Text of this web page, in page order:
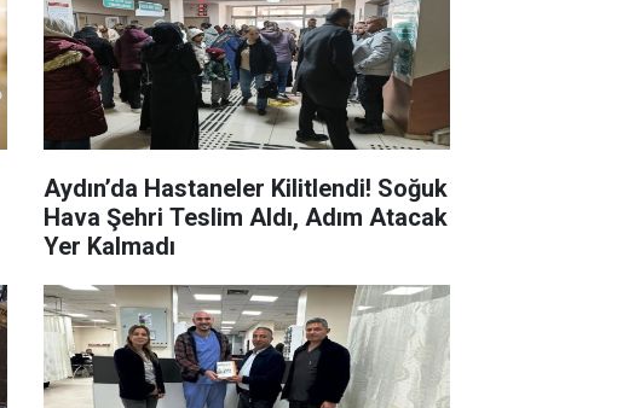
Aydın’da Hastaneler Kilitlendi! Soğuk
Hava Şehri Teslim Aldı, Adım Atacak
Yer Kalmadı